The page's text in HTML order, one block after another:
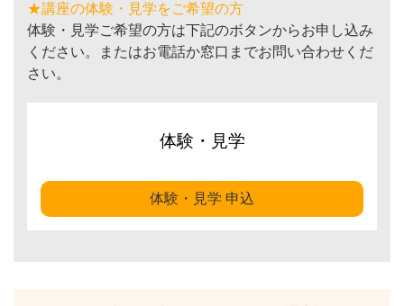
★講座の体験・見学をご希望の方
体験・見学ご希望の方は下記のボタンからお申し込み
ください。またはお電話か窓口までお問い合わせくだ
さい。
体験・見学
体験・見学 申込